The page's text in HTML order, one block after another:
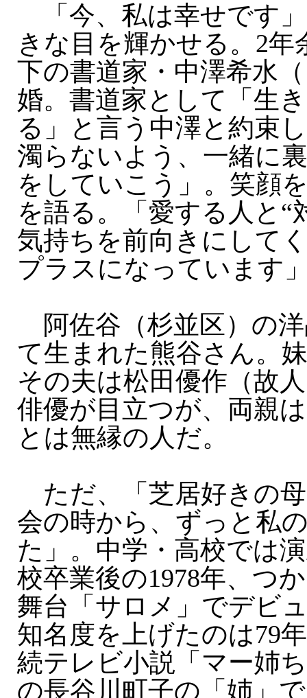
「今、私は幸せです
きな目を輝かせる。2年
下の書道家・中澤希水
婚。書道家として「生
る」と言う中澤と約束
濁らないよう、一緒に
をしていこう」。笑顔
を語る。「愛する人と“
気持ちを前向きにして
プラスになっています
阿佐谷（杉並区）の
て生まれた熊谷さん。
その夫は松田優作（故
俳優が目立つが、両親
とは無縁の人だ。
ただ、「芝居好きの
会の時から、ずっと私
た」。中学・高校では
校卒業後の1978年、つ
舞台「サロメ」でデビ
知名度を上げたのは79
続テレビ小説「マー姉
の長谷川町子の「姉」